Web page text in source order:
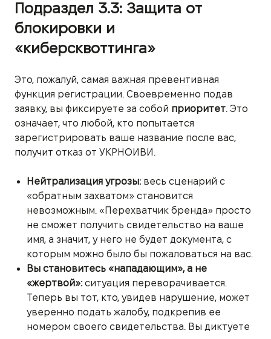
Подраздел 3.3: Защита от
блокировки и
«киберсквоттинга»
Это, пожалуй, самая важная превентивная
функция регистрации. Своевременно подав
заявку, вы фиксируете за собой приоритет. Это
означает, что любой, кто попытается
зарегистрировать ваше название после вас,
получит отказ от УКРНОИВИ.
Нейтрализация угрозы:весь сценарий с
«обратным захватом» становится
невозможным. «Перехватчик бренда» просто
не сможет получить свидетельство на ваше
имя, а значит, у него не будет документа, с
которым можно было бы пожаловаться на вас.
Вы становитесь «нападающим», а не
«жертвой»:ситуация переворачивается.
Теперь вы тот, кто, увидев нарушение, может
уверенно подать жалобу, подкрепив ее
номером своего свидетельства. Вы диктуете